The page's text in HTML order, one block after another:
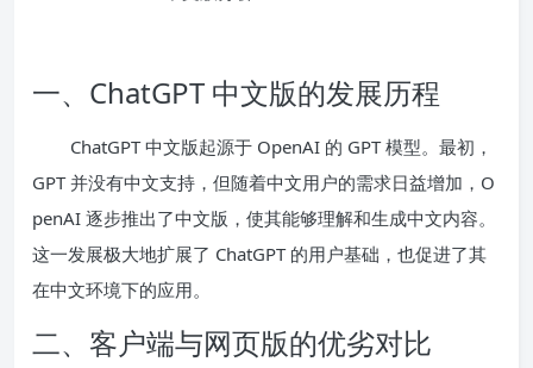
一、ChatGPT 中文版的发展历程
ChatGPT 中文版起源于 OpenAI 的 GPT 模型。最初，
GPT 并没有中文支持，但随着中文用户的需求日益增加，O
penAI 逐步推出了中文版，使其能够理解和生成中文内容。
这一发展极大地扩展了 ChatGPT 的用户基础，也促进了其
在中文环境下的应用。
二、客户端与网页版的优劣对比